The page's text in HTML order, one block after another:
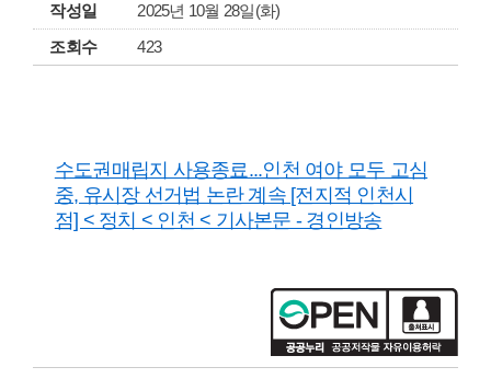
작성일
2025년 10월 28일(화)
조회수
423
수도권매립지 사용종료...인천 여야 모두 고심
중, 유시장 선거법 논란 계속 [전지적 인천시
점] < 정치 < 인천 < 기사본문 - 경인방송